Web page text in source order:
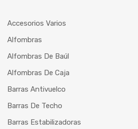
Accesorios Varios
Alfombras
Alfombras De Baúl
Alfombras De Caja
Barras Antivuelco
Barras De Techo
Barras Estabilizadoras